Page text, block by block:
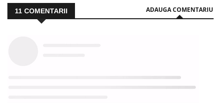
11 COMENTARII ADAUGA COMENTARIU